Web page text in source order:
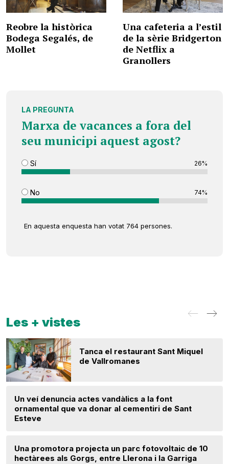
Reobre la històrica
Bodega Segalés, de
Mollet
Una cafeteria a l’estil
de la sèrie Bridgerton
de Netflix a
Granollers
LA PREGUNTA
Marxa de vacances a fora del
seu municipi aquest agost?
Sí 26%
No 74%
En aquesta enquesta han votat 764 persones.
Les + vistes
Tanca el restaurant Sant Miquel
de Vallromanes
Un veí denuncia actes vandàlics a la font
ornamental que va donar al cementiri de Sant
Esteve
Una promotora projecta un parc fotovoltaic de 10
hectàrees als Gorgs, entre Llerona i la Garriga